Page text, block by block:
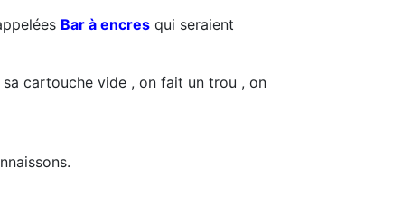
Bar à encres qui seraient
sa cartouche vide , on fait un trou , on